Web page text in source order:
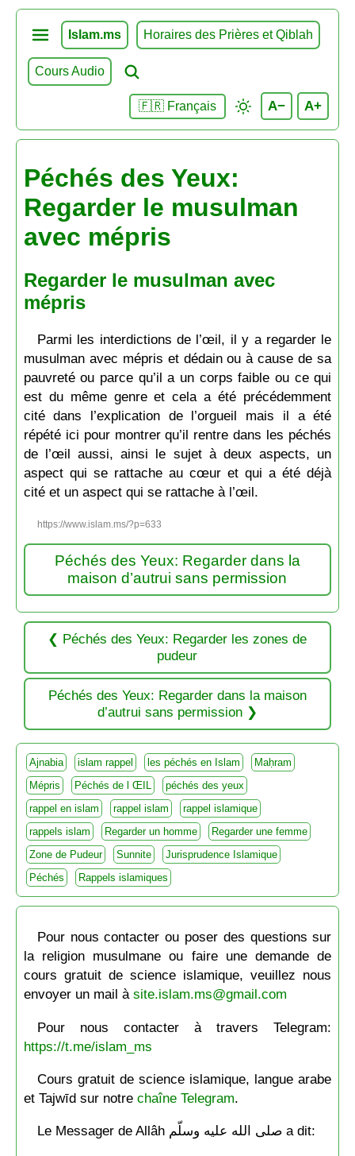
Islam.ms Horaires des Prières et Qiblah
Cours Audio
🇫🇷 Français A− A+
Péchés des Yeux:
Regarder le musulman
avec mépris
Regarder le musulman avec
mépris
Parmi les interdictions de l’œil, il y a regarder le
musulman avec mépris et dédain ou à cause de sa
pauvreté ou parce qu’il a un corps faible ou ce qui
est du même genre et cela a été précédemment
cité dans l’explication de l’orgueil mais il a été
répété ici pour montrer qu’il rentre dans les péchés
de l’œil aussi, ainsi le sujet à deux aspects, un
aspect qui se rattache au cœur et qui a été déjà
cité et un aspect qui se rattache à l’œil.
https://www.islam.ms/?p=633
Péchés des Yeux: Regarder dans la
maison d’autrui sans permission
Péchés des Yeux: Regarder les zones de
pudeur
Péchés des Yeux: Regarder dans la maison
d’autrui sans permission
Ajnabia islam rappel les péchés en Islam
Maḥram
Mépris
Péchés de l ŒIL
péchés des yeux
rappel en islam
rappel islam
rappel islamique
rappels islam
Regarder un homme
Regarder une femme
Zone de Pudeur
Sunnite
Jurisprudence Islamique
Péchés
Rappels islamiques
Pour nous contacter ou poser des questions sur
la religion musulmane ou faire une demande de
cours gratuit de science islamique, veuillez nous
envoyer un mail à site.islam.ms@gmail.com
Pour nous contacter à travers Telegram:
https://t.me/islam_ms
Cours gratuit de science islamique, langue arabe
et Tajwīd sur notre chaîne Telegram.
Le Messager de Allâh صلى الله عليه وسلّم a dit: